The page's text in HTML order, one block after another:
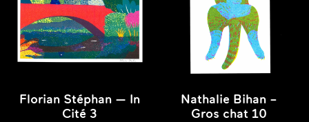
Florian Stéphan — In
Cité 3
Nathalie Bihan –
Gros chat 10